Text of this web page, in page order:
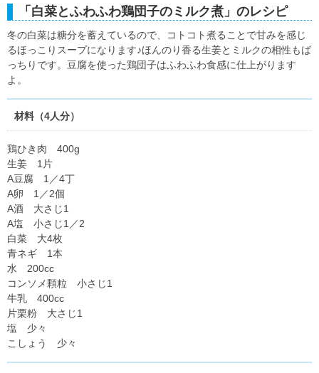
「白菜とふわふわ鶏団子のミルク煮」のレシピ
冬の白菜は糖分を蓄えているので、コトコト煮ることで甘みを感じ
るほっこりスープになります♪ほんのり香る生姜とミルクの相性もば
っちりです。豆腐を使った鶏団子はふわふわ食感に仕上がります
よ。
材料（4人分）
鶏ひき肉 400g
生姜 1片
A豆腐 1／4丁
A卵 1／2個
A酒 大さじ1
A塩 小さじ1／2
白菜 大4枚
青ネギ 1本
水 200cc
コンソメ顆粒 小さじ1
牛乳 400cc
片栗粉 大さじ1
塩 少々
こしょう 少々